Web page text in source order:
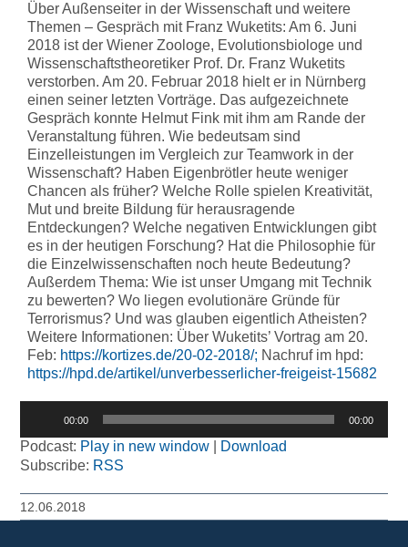
Über Außenseiter in der Wissenschaft und weitere
Themen – Gespräch mit Franz Wuketits: Am 6. Juni
2018 ist der Wiener Zoologe, Evolutionsbiologe und
Wissenschaftstheoretiker Prof. Dr. Franz Wuketits
verstorben. Am 20. Februar 2018 hielt er in Nürnberg
einen seiner letzten Vorträge. Das aufgezeichnete
Gespräch konnte Helmut Fink mit ihm am Rande der
Veranstaltung führen. Wie bedeutsam sind
Einzelleistungen im Vergleich zur Teamwork in der
Wissenschaft? Haben Eigenbrötler heute weniger
Chancen als früher? Welche Rolle spielen Kreativität,
Mut und breite Bildung für herausragende
Entdeckungen? Welche negativen Entwicklungen gibt
es in der heutigen Forschung? Hat die Philosophie für
die Einzelwissenschaften noch heute Bedeutung?
Außerdem Thema: Wie ist unser Umgang mit Technik
zu bewerten? Wo liegen evolutionäre Gründe für
Terrorismus? Und was glauben eigentlich Atheisten?
Weitere Informationen: Über Wuketits’ Vortrag am 20.
Feb: https://kortizes.de/20-02-2018/; Nachruf im hpd:
https://hpd.de/artikel/unverbesserlicher-freigeist-15682
00:00 00:00
Podcast: Play in new window
Download
Subscribe: RSS
12.06.2018